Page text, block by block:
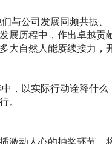
与公司发展同频共振、
展历程中，作出卓越贡
大自然人能赓续接力，
，以实际行动诠释什么
。